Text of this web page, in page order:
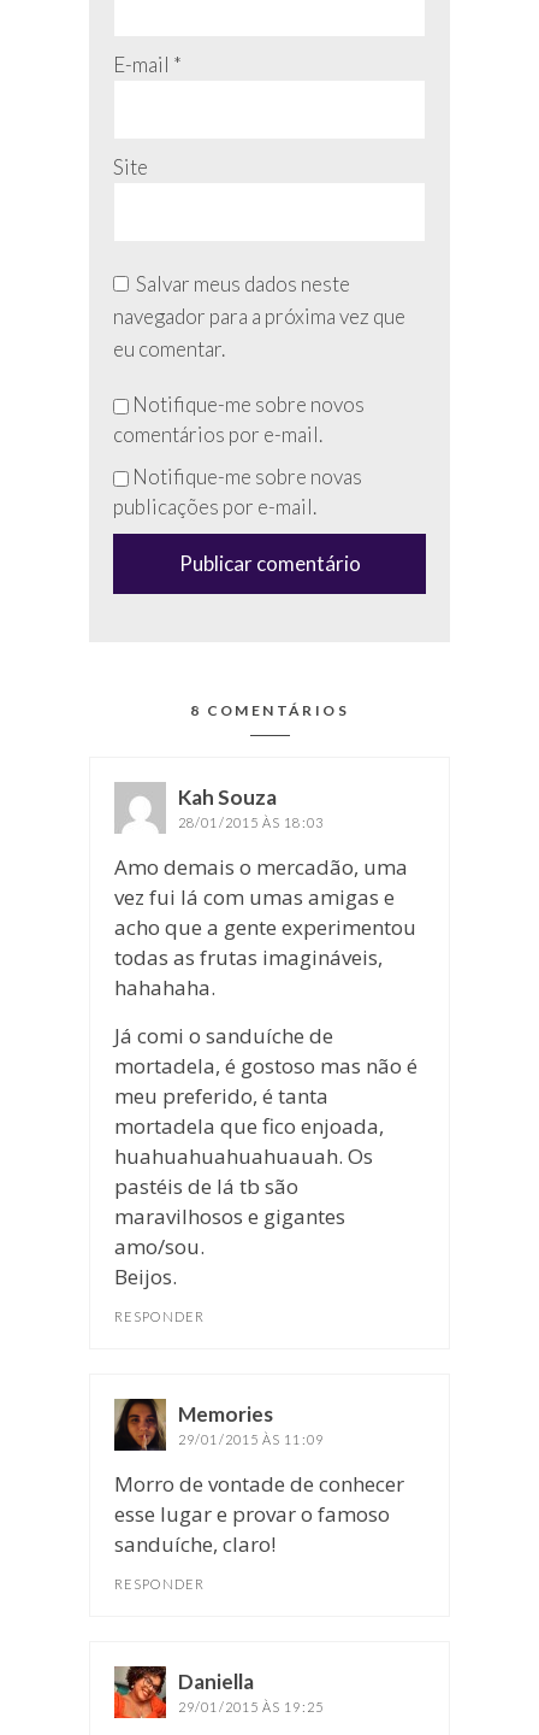
E-mail *
Site
Salvar meus dados neste
navegador para a próxima vez que
eu comentar.
Não
preencha
esse
campo
(anti-
Notifique-me sobre novos
comentários por e-mail.
Notifique-me sobre novas
publicações por e-mail.
8 COMENTÁRIOS
Kah Souza
28/01/2015 ÀS 18:03
Amo demais o mercadão, uma
vez fui lá com umas amigas e
acho que a gente experimentou
todas as frutas imagináveis,
hahahaha.
Já comi o sanduíche de
mortadela, é gostoso mas não é
meu preferido, é tanta
mortadela que fico enjoada,
huahuahuahuahuauah. Os
pastéis de lá tb são
maravilhosos e gigantes
amo/sou.
Beijos.
RESPONDER
Memories
29/01/2015 ÀS 11:09
Morro de vontade de conhecer
esse lugar e provar o famoso
sanduíche, claro!
RESPONDER
Daniella
29/01/2015 ÀS 19:25